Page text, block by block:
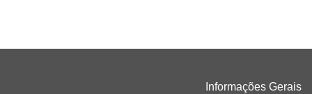
Informações Gerais